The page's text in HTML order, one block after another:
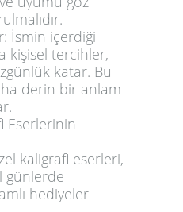
İsmin içerdiği
kişisel tercihler,
katar. Bu
derin bir anlam
Eserlerinin
kaligrafi eserleri,
günlerde
hediyeler